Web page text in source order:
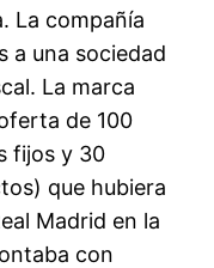
La compañía
a una sociedad
La marca
de 100
fijos y 30
que hubiera
Madrid en la
con